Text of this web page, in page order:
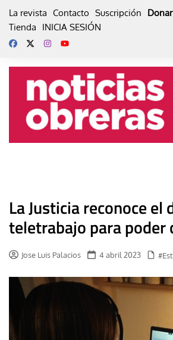
La revista Contacto Suscripción Donar
Tienda
INICIA SESIÓN
La Justicia reconoce el
teletrabajo para poder
Jose Luis Palacios 4 abril 2023